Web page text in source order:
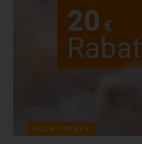
FLUGTICKETS